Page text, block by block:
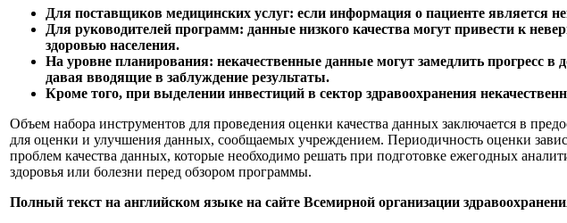
Для поставщиков медицинских услуг: если информация о пациенте является
Для руководителей программ: данные низкого качества могут привести к
здоровью населения.
На уровне планирования: некачественные данные могут замедлить прогресс в
давая вводящие в заблуждение результаты.
Кроме того, при выделении инвестиций в сектор здравоохранения
Объем набора инструментов для проведения оценки качества данных заключается в
для оценки и улучшения данных, сообщаемых учреждением. Периодичность оценки
проблем качества данных, которые необходимо решать при подготовке ежегодных
здоровья или болезни перед обзором программы.
Полный текст на английском языке на сайте Всемирной организации